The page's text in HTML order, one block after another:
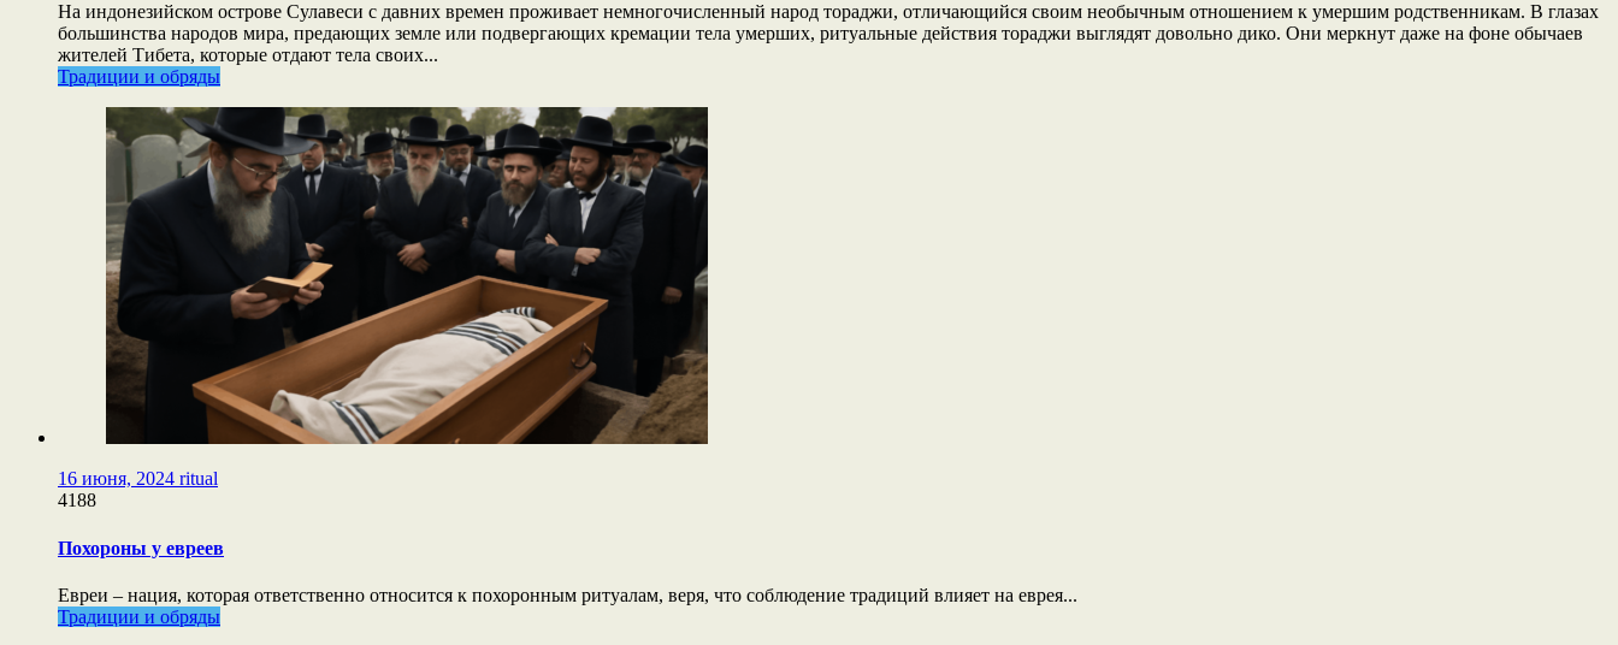
На индонезийском острове Сулавеси с давних времен проживает немногочисленный народ тораджи, отличающийся своим необычным отношением к умершим родственникам. В глазах
большинства народов мира, предающих земле или подвергающих кремации тела умерших, ритуальные действия тораджи выглядят довольно дико. Они меркнут даже на фоне обычаев
жителей Тибета, которые отдают тела своих...
Традиции и обряды
16 июня, 2024 ritual
4188
Похороны у евреев
Евреи – нация, которая ответственно относится к похоронным ритуалам, веря, что соблюдение традиций влияет на еврея...
Традиции и обряды